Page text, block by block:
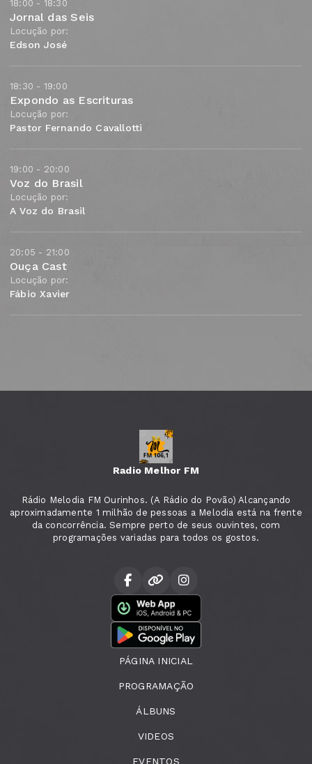
18:00 - 18:30
Jornal das Seis
Locução por:
Edson José
18:30 - 19:00
Expondo as Escrituras
Locução por:
Pastor Fernando Cavallotti
19:00 - 20:00
Voz do Brasil
Locução por:
A Voz do Brasil
20:05 - 21:00
Ouça Cast
Locução por:
Fábio Xavier
Radio Melhor FM
Rádio Melodia FM Ourinhos. (A Rádio do Povão) Alcançando
aproximadamente 1 milhão de pessoas a Melodia está na frente
da concorrência. Sempre perto de seus ouvintes, com
programações variadas para todos os gostos.
PÁGINA INICIAL
PROGRAMAÇÃO
ÁLBUNS
VIDEOS
EVENTOS